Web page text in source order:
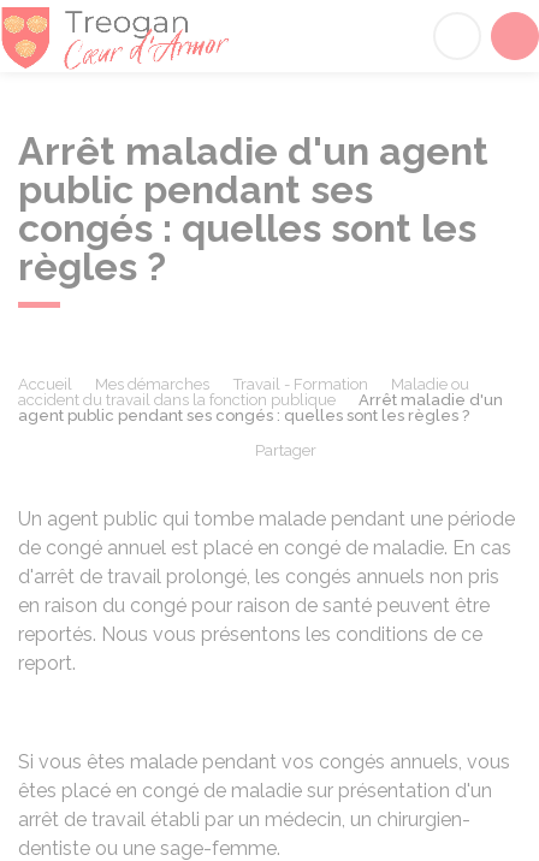
Arrêt maladie d'un agent
public pendant ses
congés : quelles sont les
règles ?
Accueil Mes démarches Travail - Formation
Maladie ou
accident du travail dans la fonction publique
Arrêt maladie d'un
agent public pendant ses congés : quelles sont les règles ?
Partager
Un agent public qui tombe malade pendant une période
de congé annuel est placé en congé de maladie. En cas
d'arrêt de travail prolongé, les congés annuels non pris
en raison du congé pour raison de santé peuvent être
reportés. Nous vous présentons les conditions de ce
report.
Si vous êtes malade pendant vos congés annuels, vous
êtes placé en congé de maladie sur présentation d'un
arrêt de travail établi par un médecin, un chirurgien-
dentiste ou une sage-femme.